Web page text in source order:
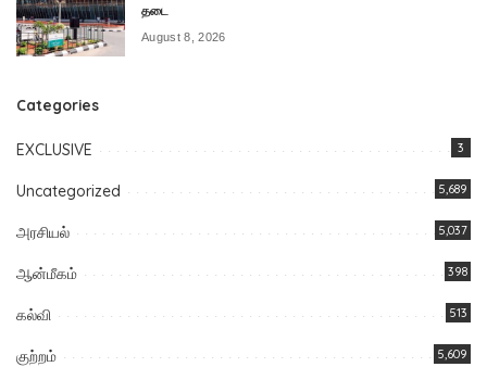
தடை
August 8, 2026
Categories
EXCLUSIVE 3
Uncategorized 5,689
அரசியல் 5,037
ஆன்மீகம் 398
கல்வி 513
குற்றம் 5,609